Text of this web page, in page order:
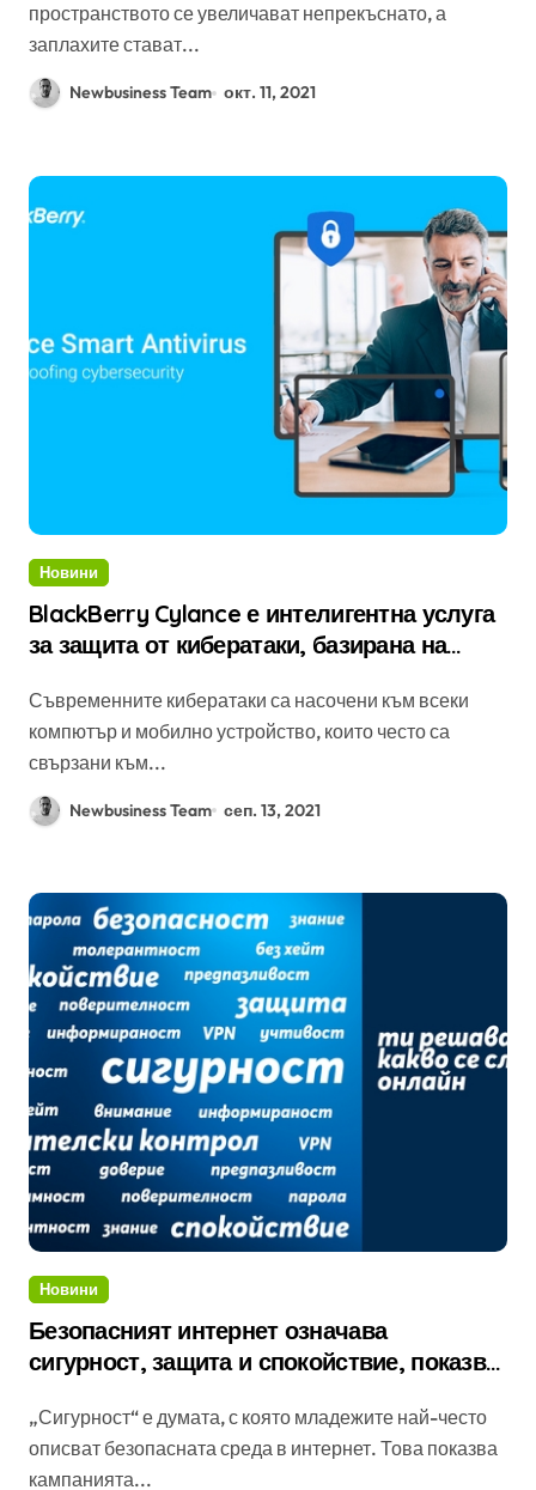
пространството се увеличават непрекъснато, а
заплахите стават...
Newbusiness Team окт. 11, 2021
Новини
BlackBerry Cylance е интелигентна услуга
за защита от кибератаки, базирана на
Съвременните кибератаки са насочени към всеки
компютър и мобилно устройство, които често са
свързани към...
Newbusiness Team сеп. 13, 2021
Новини
Безопасният интернет означава
сигурност, защита и спокойствие, показва
„Сигурност“ е думата, с която младежите най-често
описват безопасната среда в интернет. Това показва
кампанията...